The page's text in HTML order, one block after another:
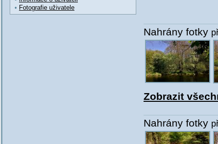
• Fotografie uživatele
Nahrány fotky
Zobrazit
Nahrány fotky